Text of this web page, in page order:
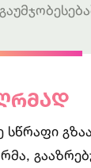
გზაა